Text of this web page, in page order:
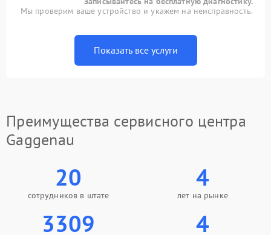
Мы проверим ваше устройство и укажем на неисправность.
Показать все услуги
Преимущества сервисного центра
Gaggenau
20
сотрудников в штате
4
лет на рынке
3309 4